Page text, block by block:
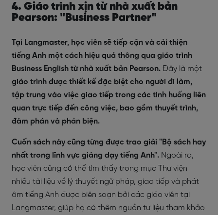
4. Giáo trình xịn từ nhà xuất bản
Pearson: "Business Partner"
Tại Langmaster, học viên sẽ tiếp cận và cải thiện
tiếng Anh một cách hiệu quả thông qua giáo trình
Business English từ nhà xuất bản Pearson. Đây là một
giáo trình được thiết kế đặc biệt cho người đi làm,
tập trung vào việc giao tiếp trong các tình huống liên
quan trực tiếp đến công việc, bao gồm thuyết trình,
đàm phán và phản biện.
Cuốn sách này cũng từng được trao giải "Bộ sách hay
nhất trong lĩnh vực giảng dạy tiếng Anh". Ngoài ra,
học viên cũng có thể tìm thấy trong mục Thư viện
nhiều tài liệu về lý thuyết ngữ pháp, giao tiếp và phát
âm tiếng Anh được biên soạn bởi các giáo viên tại
Langmaster, giúp họ có thêm nguồn tư liệu tham khảo